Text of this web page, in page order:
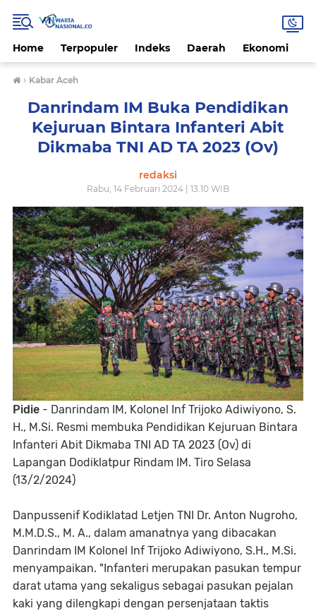
Home Terpopuler Indeks Daerah Ekonomi
› Kabar Aceh
Danrindam IM Buka Pendidikan
Kejuruan Bintara Infanteri Abit
Dikmaba TNI AD TA 2023 (Ov)
redaksi
Rabu, 14 Februari 2024 | 13.10 WIB
Pidie - Danrindam IM, Kolonel Inf Trijoko Adiwiyono, S.
H., M.Si. Resmi membuka Pendidikan Kejuruan Bintara
Infanteri Abit Dikmaba TNI AD TA 2023 (Ov) di
Lapangan Dodiklatpur Rindam IM. Tiro Selasa
(13/2/2024)
Danpussenif Kodiklatad Letjen TNI Dr. Anton Nugroho,
M.M.D.S., M. A., dalam amanatnya yang dibacakan
Danrindam IM Kolonel Inf Trijoko Adiwiyono, S.H., M.Si.
menyampaikan. "Infanteri merupakan pasukan tempur
darat utama yang sekaligus sebagai pasukan pejalan
kaki yang dilengkapi dengan persenjataan taktis